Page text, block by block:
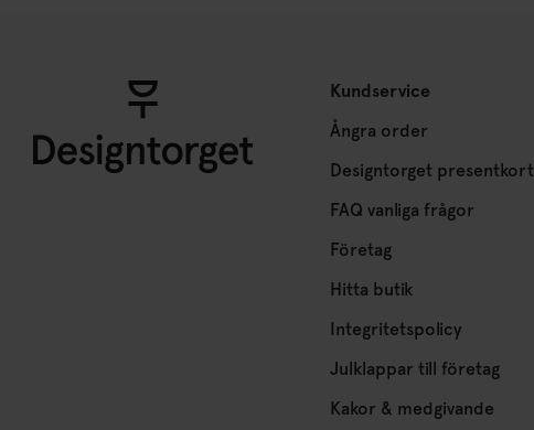
Kundservice
Ångra order
Designtorget presentkort
FAQ vanliga frågor
Företag
Hitta butik
Integritetspolicy
Julklappar till företag
Kakor & medgivande